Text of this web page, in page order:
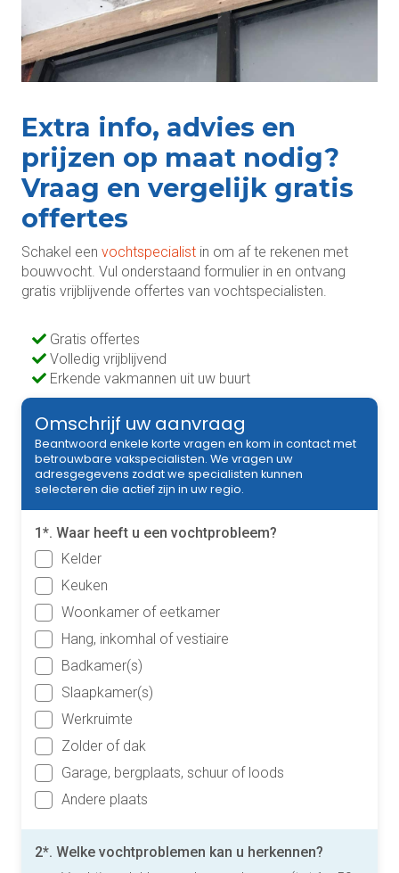
Extra info, advies en
prijzen op maat nodig?
Vraag en vergelijk gratis
offertes
Schakel een vochtspecialist in om af te rekenen met
bouwvocht. Vul onderstaand formulier in en ontvang
gratis vrijblijvende offertes van vochtspecialisten.
Gratis offertes
Volledig vrijblijvend
Erkende vakmannen uit uw buurt
Omschrijf uw aanvraag
Beantwoord enkele korte vragen en kom in contact met
betrouwbare vakspecialisten. We vragen uw
adresgegevens zodat we specialisten kunnen
selecteren die actief zijn in uw regio.
1*. Waar heeft u een vochtprobleem?
Kelder
Keuken
Woonkamer of eetkamer
Hang, inkomhal of vestiaire
Badkamer(s)
Slaapkamer(s)
Werkruimte
Zolder of dak
Garage, bergplaats, schuur of loods
Andere plaats
2*. Welke vochtproblemen kan u herkennen?